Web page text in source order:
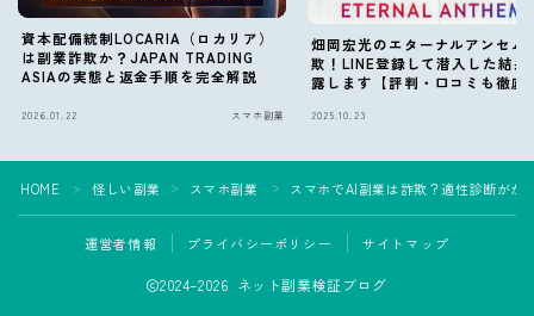
資本配備統制LOCARIA（ロカリア）
は副業詐欺か？JAPAN TRADING
ASIAの実態と返金手順を完全解説
2026.01.22 スマホ副業
畑岡宏光のエターナルアンセム
欺！LINE登録して潜入した結果
露します【評判・口コミも徹底
2025.10.23
HOME ＞ 怪しい副業 ＞ スマホ副業 ＞ スマホでAI副業は詐欺？適性診断がか
運営者情報 プライバシーポリシー サイトマップ
2024–2026 ネット副業検証ブログ